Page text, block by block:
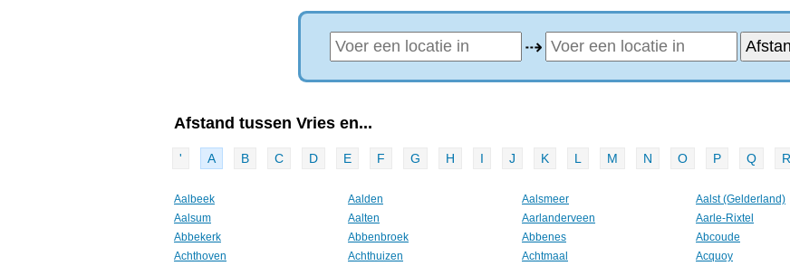
⇢
Afstand tussen Vries en...
' A B C D E F G H I J K L M N O P Q R
Aalbeek Aalden Aalsmeer Aalst (Gelderland)
Aalsum
Aalten Aarlanderveen Aarle-Rixtel
Abbekerk
Abbenbroek Abbenes Abcoude
Achthoven
Achthuizen Achtmaal Acquoy